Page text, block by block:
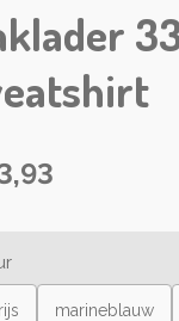
marineblauw